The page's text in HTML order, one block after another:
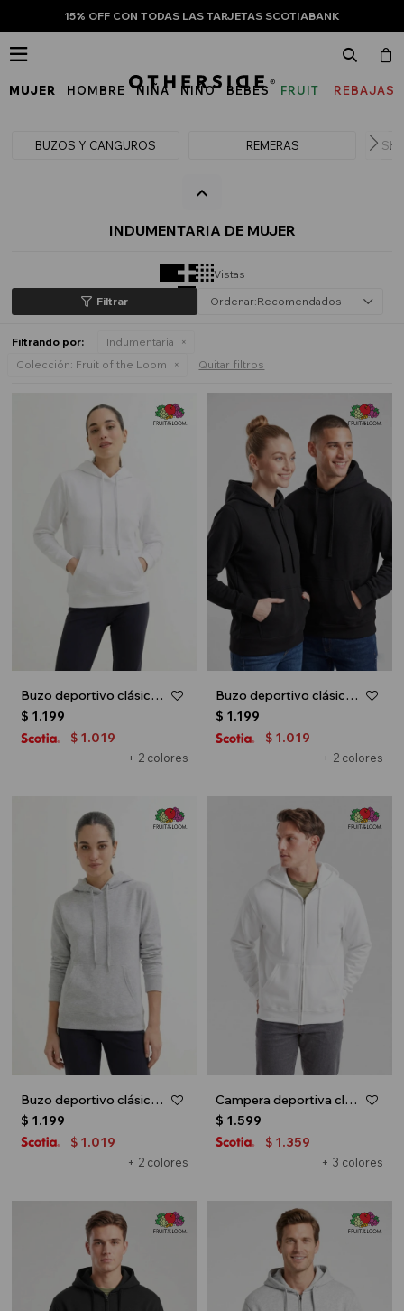
15% OFF CON TODAS LAS TARJETAS SCOTIABANK
MUJER HOMBRE NIÑA NIÑO BEBÉS
FRUIT
THE
REBAJAS

BUZOS Y CANGUROS REMERAS
INDUMENTARIA DE MUJER
Vistas
Recomendados
Filtrando por:
Indumentaria
Colección: Fruit of the Loom Quitar filtros
Buzo deportivo clásico con capucha - Blanco
+ 2 colores
$ 1.199
$ 1.019
Buzo deportivo clásico con capucha - Negro
+ 2 colores
$ 1.199
$ 1.019
Buzo deportivo clásico con capucha - Gris melange claro
+ 2 colores
$ 1.199
$ 1.019
Campera deportiva clásica con capucha - UNISEX - Blanco
+ 3 colores
$ 1.599
$ 1.359